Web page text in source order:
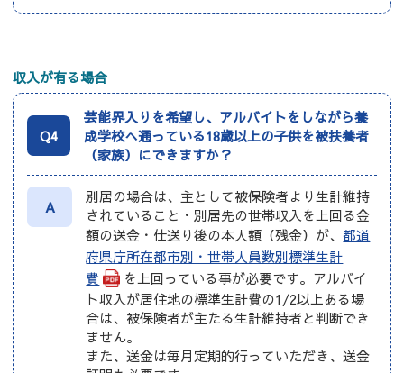
収入が有る場合
Q4
芸能界入りを希望し、アルバイトをしながら養
成学校へ通っている18歳以上の子供を被扶養者
（家族）にできますか？
A
別居の場合は、主として被保険者より生計維持
されていること・別居先の世帯収入を上回る金
額の送金・仕送り後の本人額（残金）が、都道
府県庁所在都市別・世帯人員数別標準生計
費
を上回っている事が必要です。アルバイ
ト収入が居住地の標準生計費の1/2以上ある場
合は、被保険者が主たる生計維持者と判断でき
ません。
また、送金は毎月定期的行っていただき、送金